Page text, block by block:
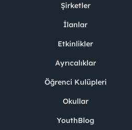
Şirketler
İlanlar
Etkinlikler
Ayrıcalıklar
Öğrenci Kulüpleri
Okullar
YouthBlog